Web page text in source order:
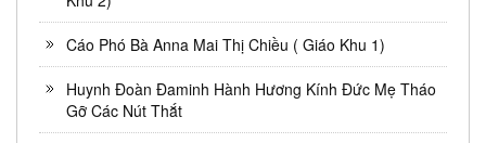
Cáo Phó Bà Anna Mai Thị Chiều ( Giáo Khu 1)
Huynh Đoàn Đaminh Hành Hương Kính Đức Mẹ Tháo
Gỡ Các Nút Thắt